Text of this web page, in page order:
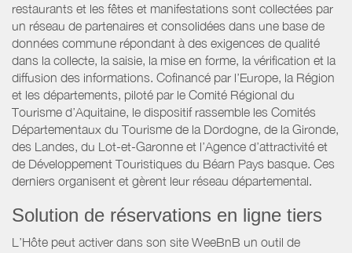
restaurants et les fêtes et manifestations sont collectées par
un réseau de partenaires et consolidées dans une base de
données commune répondant à des exigences de qualité
dans la collecte, la saisie, la mise en forme, la vérification et la
diffusion des informations. Cofinancé par l’Europe, la Région
et les départements, piloté par le Comité Régional du
Tourisme d’Aquitaine, le dispositif rassemble les Comités
Départementaux du Tourisme de la Dordogne, de la Gironde,
des Landes, du Lot-et-Garonne et l’Agence d’attractivité et
de Développement Touristiques du Béarn Pays basque. Ces
derniers organisent et gèrent leur réseau départemental.
Solution de réservations en ligne tiers
L’Hôte peut activer dans son site WeeBnB un outil de